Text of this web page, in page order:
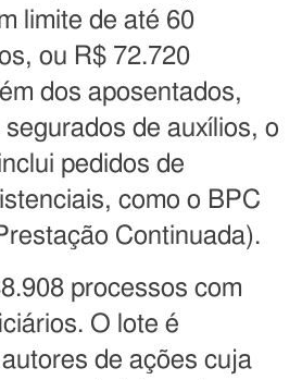
limite de até 60
ou R$ 72.720
dos aposentados,
de auxílios, o
pedidos de
como o BPC
Continuada).
processos com
O lote é
de ações cuja